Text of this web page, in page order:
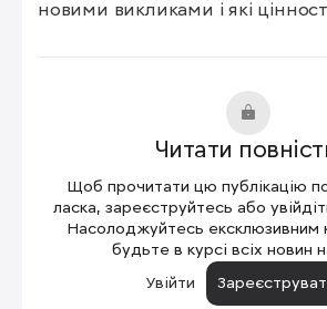
новими викликами і які
Яке майбутнє очікує нове
стане невід'ємною частиною
їхній підхід до стійкості та
громадянства визначатиме
Читати
Щоб прочитати цю публікацію
ласка, зареєструйтесь або
Насолоджуйтесь ексклюзивним
будьте в курсі всіх новин
Увійти